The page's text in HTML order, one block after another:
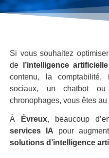
Si vous souhaitez
de
l’intelligence artificielle
contenu, la comptabilité,
sociaux, un chatbot ou
chronophages, vous êtes au
À Évreux, beaucoup
services IA pour
solutions d’intelligence